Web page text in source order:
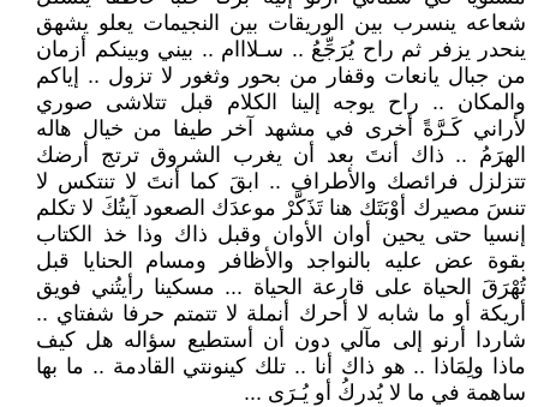
شعاعه ينسرب بين الوريقات بين النجيمات يعلو يشهق
ينحدر يزفر ثم راح يُرَجِّعُ .. سـلااام .. بيني وبينكم أزمان
من جبال يانعات وقفار من بحور وثغور لا تزول .. إياكم
والمكان .. راح يوجه إلينا الكلام قبل تتلاشى صوري
لأراني كَـرَّةً أخرى في مشهد آخر طيفا من خيال هاله
الهرَمُ .. ذاك أنتَ بعد أن يغرب الشروق ترتج أرضك
تتزلزل فرائصك والأطراف .. ابقَ كما أنتَ لا تنتكس لا
تنسَ مصيرك أوْبَتَك هنا تَذَكَّرْ موعدَك الصعود آيتُكَ لا تكلم
إنسيا حتى يحين أوان الأوان وقبل ذاك وذا خذ الكتاب
بقوة عض عليه بالنواجد والأظافر ومسام الحنايا قبل
تُهْرَقَ الحياة على قارعة الحياة ... مسكينا رأيتُني فويق
أريكة أو ما شابه لا أحرك أنملة لا تتمتم حرفا شفتاي ..
شاردا أرنو إلى مآلي دون أن أستطيع سؤاله هل كيف
ماذا ولِمَاذا .. هو ذاك أنا .. تلك كينونتي القادمة .. ما بها
ساهمة في ما لا يُدركُ أو يُـرَى ...